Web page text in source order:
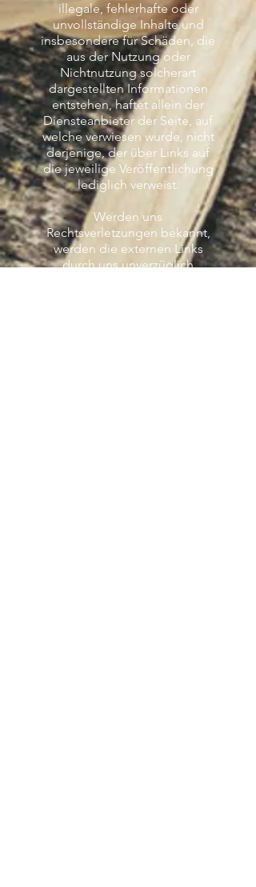
illegale, fehlerhafte oder
unvollständige Inhalte und
insbesondere für Schäden, die
aus der Nutzung oder
Nichtnutzung solcherart
dargestellten Informationen
entstehen, haftet allein der
Diensteanbieter der Seite, auf
welche verwiesen wurde, nicht
derjenige, der über Links auf
die jeweilige Veröffentlichung
lediglich verweist.
Werden uns
Rechtsverletzungen bekannt,
werden die externen Links
durch uns unverzüglich